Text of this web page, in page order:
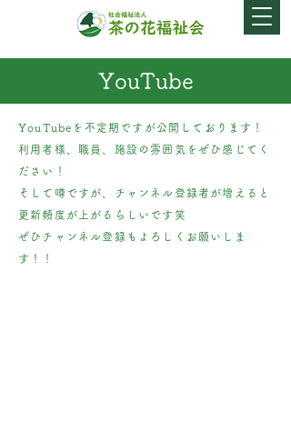
​YouTube
YouTubeを不定期ですが公開しております！
利用者様、職員、施設の雰囲気をぜひ感じてく
ださい！
そして噂ですが、チャンネル登録者が増えると
更新頻度が上がるらしいです笑
​ぜひチャンネル登録もよろしくお願いしま
す！！